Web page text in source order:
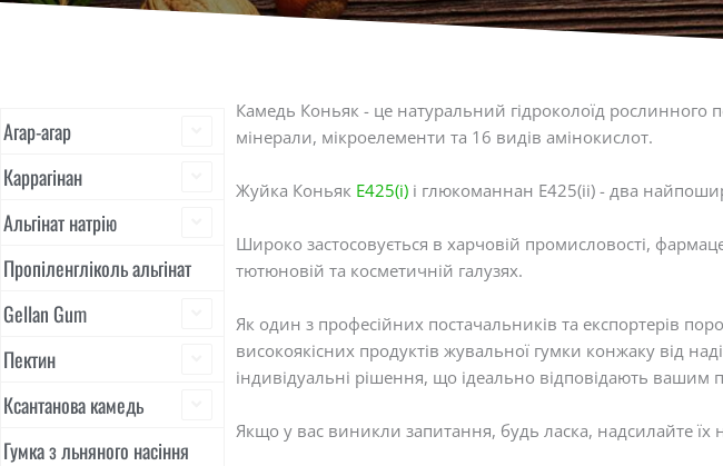
Агар-агар
Каррагінан
Альгінат натрію
Пропіленгліколь альгінат
Gellan Gum
Пектин
Ксантанова камедь
Гумка з льняного насіння
Камедь Коньяк - це натуральний гідроколоїд рослинного
мінерали, мікроелементи та 16 видів амінокислот.
Жуйка Коньяк E425(i)і глюкоманнан E425(ii) - два
Широко застосовується в харчовій промисловості,
тютюновій та косметичній галузях.
Як один з професійних постачальників та експортерів
високоякісних продуктів жувальної гумки конжаку від
індивідуальні рішення, що ідеально відповідають вашим
Якщо у вас виникли запитання, будь ласка, надсилайте їх